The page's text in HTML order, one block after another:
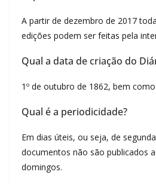
A partir de dezembro de 2017
edições podem ser feitas pela
Qual a data de criação do
1º de outubro de 1862, bem
Qual é a periodicidade?
Em dias úteis, ou seja, de
documentos não são publicados
domingos.